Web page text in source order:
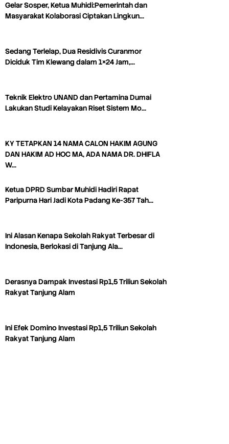
Gelar Sosper, Ketua Muhidi:Pemerintah dan
Masyarakat Kolaborasi Ciptakan Lingkun…
Sedang Terlelap, Dua Residivis Curanmor
Diciduk Tim Klewang dalam 1×24 Jam,…
Teknik Elektro UNAND dan Pertamina Dumai
Lakukan Studi Kelayakan Riset Sistem Mo…
KY TETAPKAN 14 NAMA CALON HAKIM AGUNG
DAN HAKIM AD HOC MA, ADA NAMA DR. DHIFLA
W…
Ketua DPRD Sumbar Muhidi Hadiri Rapat
Paripurna Hari Jadi Kota Padang Ke-357 Tah…
Ini Alasan Kenapa Sekolah Rakyat Terbesar di
Indonesia, Berlokasi di Tanjung Ala…
Derasnya Dampak Investasi Rp1,5 Triliun Sekolah
Rakyat Tanjung Alam
Ini Efek Domino Investasi Rp1,5 Triliun Sekolah
Rakyat Tanjung Alam